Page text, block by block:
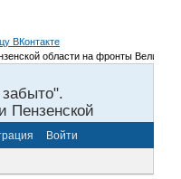
области на фронты Великой
Пензенской
Войти